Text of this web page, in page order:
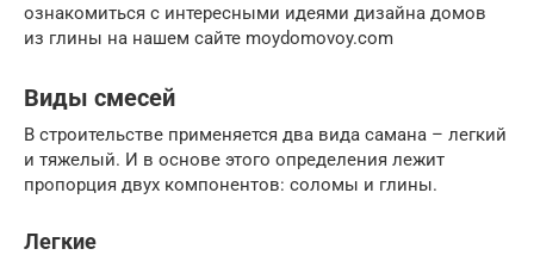
ознакомиться с интересными идеями дизайна домов
из глины на нашем сайте moydomovoy.com
Виды смесей
В строительстве применяется два вида самана – легкий
и тяжелый. И в основе этого определения лежит
пропорция двух компонентов: соломы и глины.
Легкие